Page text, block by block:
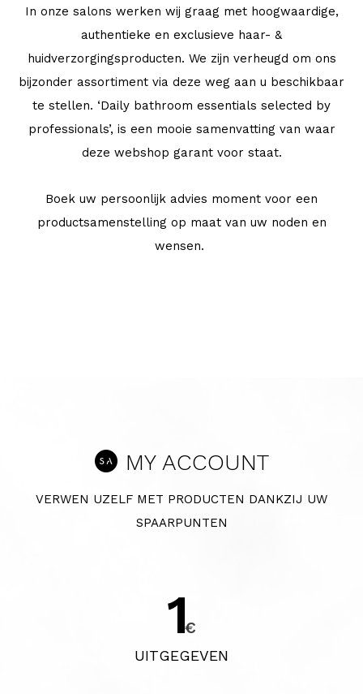
In onze salons werken wij graag met hoogwaardige,
authentieke en exclusieve haar- &
huidverzorgingsproducten. We zijn verheugd om ons
bijzonder assortiment via deze weg aan u beschikbaar
te stellen. ‘Daily bathroom essentials selected by
professionals’, is een mooie samenvatting van waar
deze webshop garant voor staat.
Boek uw persoonlijk advies moment voor een
productsamenstelling op maat van uw noden en
wensen.
MY ACCOUNT
VERWEN UZELF MET PRODUCTEN DANKZIJ UW
SPAARPUNTEN
1€
UITGEGEVEN